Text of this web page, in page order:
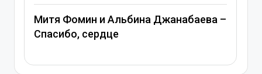
Фомин и Альбина Джанабаева –
сердце
Вера